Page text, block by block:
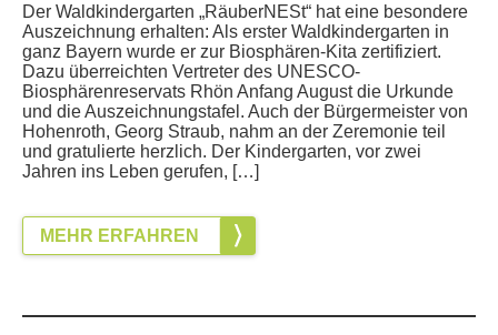
Der Waldkindergarten „RäuberNESt“ hat eine besondere
Auszeichnung erhalten: Als erster Waldkindergarten in
ganz Bayern wurde er zur Biosphären-Kita zertifiziert.
Dazu überreichten Vertreter des UNESCO-
Biosphärenreservats Rhön Anfang August die Urkunde
und die Auszeichnungstafel. Auch der Bürgermeister von
Hohenroth, Georg Straub, nahm an der Zeremonie teil
und gratulierte herzlich. Der Kindergarten, vor zwei
Jahren ins Leben gerufen, […]
MEHR ERFAHREN